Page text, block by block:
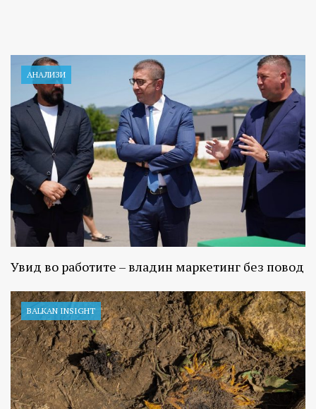
АНАЛИЗИ
Увид во работите – владин маркетинг без повод
BALKAN INSIGHT